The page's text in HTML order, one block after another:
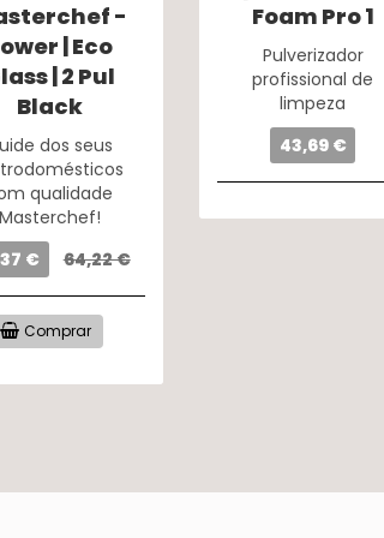
-
| Eco
| 2 Pul
Black
dos seus
qualidade
Masterchef!
€
64,22 €
Comprar
Foam Pro 1
Pulverizador
profissional de
limpeza
43,69 €